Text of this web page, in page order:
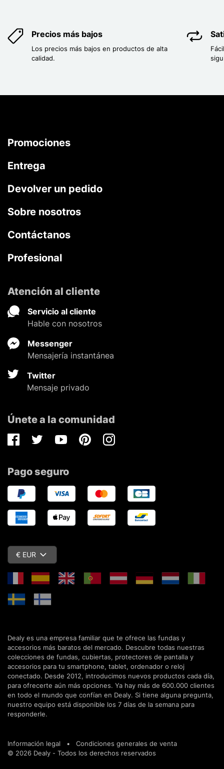
Precios más bajos
Los precios más bajos en productos de alta
calidad.
Promociones
Entrega
Devolver un pedido
Sobre nosotros
Contáctanos
Profesional
Atención al cliente
Servicio al cliente
Hable con nosotros
Messenger
Mensajería instantánea
Twitter
Mensaje privado
Únete a la comunidad
FacebookTwitterYoutubePinterestInstagram
Pago seguro
€ EUR
Dealy es una empresa familiar que te ofrece las fundas y
accesorios más baratos del mercado. Descubre todas nuestras
colecciones de fundas, cubiertas, protectores de pantalla y
accesorios para tu smartphone, tablet, ordenador o reloj
conectado. Desde 2012, introducimos nuevos productos cada día,
para ofrecerte aún más opciones. Ya hay más de 600.000 clientes
en todo el mundo que confían en Dealy. Si tiene alguna pregunta,
nuestro equipo está disponible los 7 días de la semana para
responderle.
© 2026 Dealy - Todos los derechos reservados
Información legal • Condiciones generales de venta